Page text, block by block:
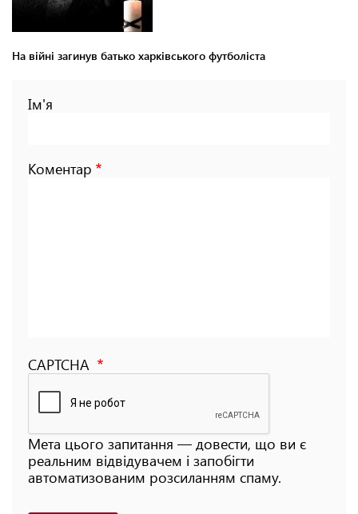
На війні загинув батько харківського футболіста
Ім'я
Коментар
CAPTCHA
Мета цього запитання — довести, що ви є
реальним відвідувачем і запобігти
автоматизованим розсиланням спаму.